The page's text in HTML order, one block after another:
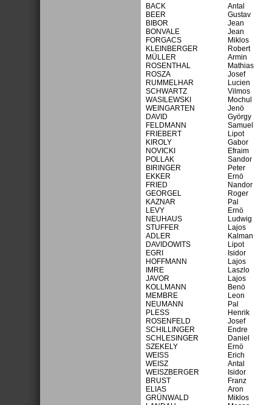
BACK
Antal
BEER
Gustav
BIBOR
Jean
BONVALE
Jean
FORGACS
Miklos
KLEINBERGER
Robert
MÜLLER
Armin
ROSENTHAL
Mathias
ROSZA
Josef
RUMMELHAR
Lucien
SCHWARTZ
Vilmos
WASILEWSKI
Mochul
WEINGARTEN
Jenö
DAVID
György
FELDMANN
Samuel
FRIEBERT
Lipot
KIROLY
Gabor
NOVICKI
Efraim
POLLAK
Sandor
BIRINGER
Peter
EKKER
Ernö
FRIED
Nandor
GEORGEL
Roger
KAZNAR
Pal
LEVY
Ernö
NEUHAUS
Ludwig
STUFFER
Lajos
ADLER
Kalman
DAVIDOWITS
Lipot
EGRI
Isidor
HOFFMANN
Lajos
IMRE
Laszlo
JAVOR
Lajos
KOLLMANN
Benö
MEMBRE
Leon
NEUMANN
Pal
PLESS
Henrik
ROSENFELD
Josef
SCHILLINGER
Endre
SCHLESINGER
Daniel
SZEKELY
Ernö
WEISS
Erich
WEISZ
Antal
WEISZBERGER
Isidor
BRUST
Franz
ELIAS
Aron
GRÜNWALD
Miklos